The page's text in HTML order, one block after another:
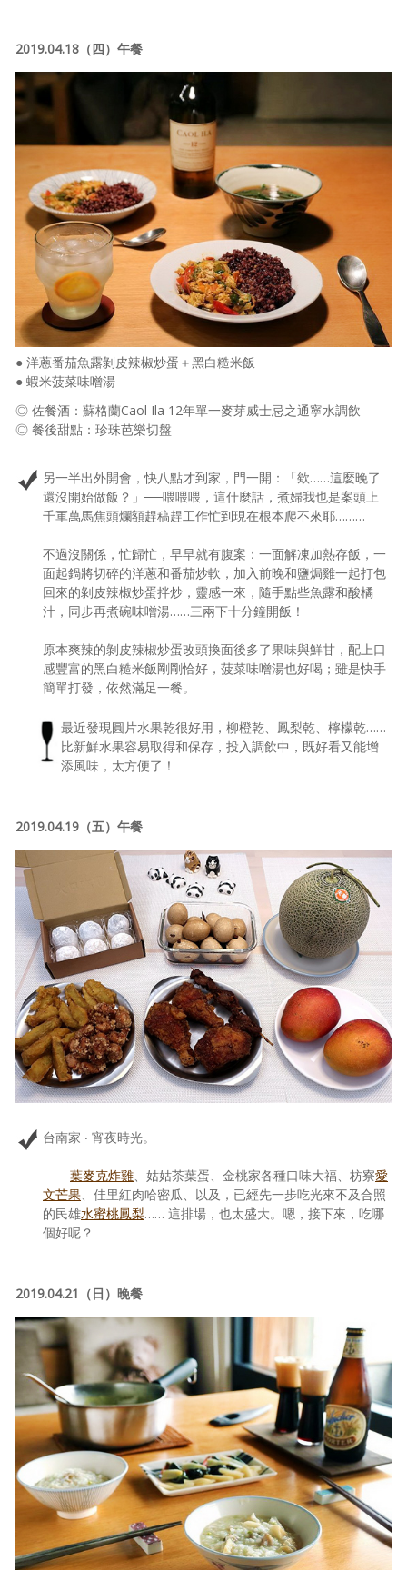
2019.04.18（四）午餐
● 洋蔥番茄魚露剝皮辣椒炒蛋＋黑白糙米飯
● 蝦米菠菜味噌湯
◎ 佐餐酒：蘇格蘭Caol Ila 12年單一麥芽威士忌之通寧水調飲
◎ 餐後甜點：珍珠芭樂切盤
另一半出外開會，快八點才到家，門一開：「欸……這麼晚了
還沒開始做飯？」──喂喂喂，這什麼話，煮婦我也是案頭上
千軍萬馬焦頭爛額趕稿趕工作忙到現在根本爬不來耶………
不過沒關係，忙歸忙，早早就有腹案：一面解凍加熱存飯，一
面起鍋將切碎的洋蔥和番茄炒軟，加入前晚和鹽焗雞一起打包
回來的剝皮辣椒炒蛋拌炒，靈感一來，隨手點些魚露和酸橘
汁，同步再煮碗味噌湯……三兩下十分鐘開飯！
原本爽辣的剝皮辣椒炒蛋改頭換面後多了果味與鮮甘，配上口
感豐富的黑白糙米飯剛剛恰好，菠菜味噌湯也好喝；雖是快手
簡單打發，依然滿足一餐。
最近發現圓片水果乾很好用，柳橙乾、鳳梨乾、檸檬乾……
比新鮮水果容易取得和保存，投入調飲中，既好看又能增
添風味，太方便了！
2019.04.19（五）午餐
台南家 ‧ 宵夜時光。
——葉麥克炸雞、姑姑茶葉蛋、金桃家各種口味大福、枋寮愛
文芒果、佳里紅肉哈密瓜、以及，已經先一步吃光來不及合照
的民雄水蜜桃鳳梨…… 這排場，也太盛大。嗯，接下來，吃哪
個好呢？
2019.04.21（日）晚餐